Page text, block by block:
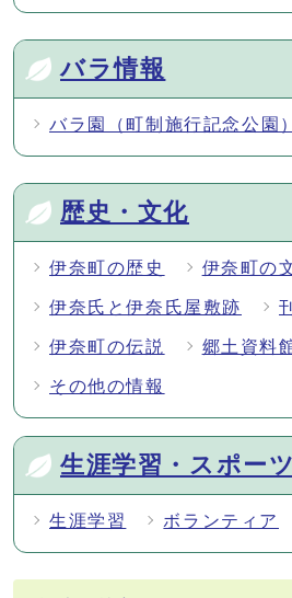
バラ情報
バラ園（町制施行記念公園）
歴史・文化
伊奈町の歴史 伊奈町の
伊奈氏と伊奈氏屋敷跡
伊奈町の伝説 郷土資料
その他の情報
生涯学習・スポーツ
生涯学習 ボランティア